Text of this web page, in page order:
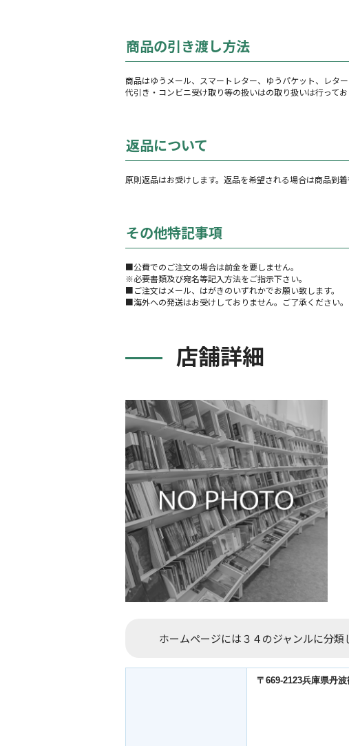
商品の引き渡し方法
商品はゆうメール、スマートレター、ゆうパケット、レタ
代引き・コンビニ受け取り等の扱いはの取り扱いは行ってお
返品について
原則返品はお受けします。返品を希望される場合は商品到
その他特記事項
■公費でのご注文の場合は前金を要しません。
※必要書類及び宛名等記入方法をご指示下さい。
■ご注文はメール、はがきのいずれかでお願い致します。
■海外への発送はお受けしておりません。ご了承ください。
店舗詳細
ホームページには３４のジャンルに分
〒669-2123兵庫県丹